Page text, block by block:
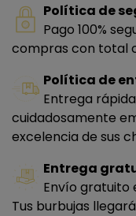
Política de
Pago 100%
compras con total
Política de
Entrega
cuidadosamente
excelencia de sus
Entrega
Envío gratuito
Tus burbujas